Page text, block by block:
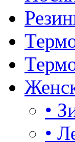
•
•